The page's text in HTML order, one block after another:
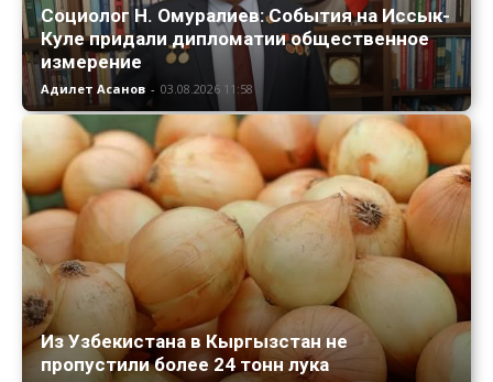
Социолог Н. Омуралиев: События на Иссык-
Куле придали дипломатии общественное
измерение
Адилет Асанов - 03.08.2026 11:58
Из Узбекистана в Кыргызстан не
пропустили более 24 тонн лука